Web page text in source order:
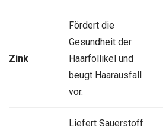
Zink
Fördert die
Gesundheit der
Haarfollikel und
beugt Haarausfall
vor.
Liefert Sauerstoff